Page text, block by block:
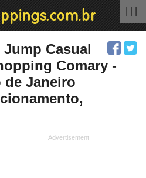
Casual
Comary -
de Janeiro